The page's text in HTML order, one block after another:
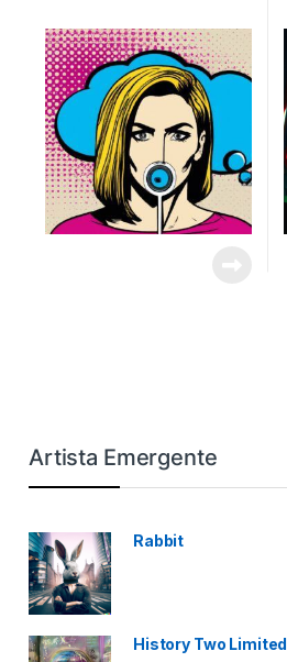
Artista Emergente
Rabbit
History Two Limited